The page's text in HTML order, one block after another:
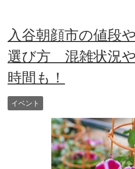
入谷朝顔市の値段
選び方 混雑状況
時間も！
イベント